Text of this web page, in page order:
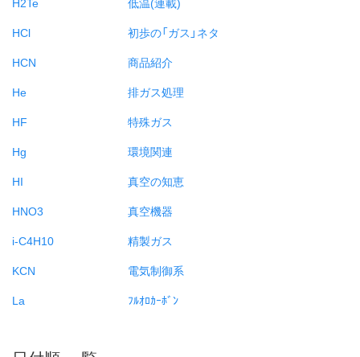
HCl
HCN
He
HF
Hg
HI
HNO3
i-C4H10
KCN
La
初歩の「ガス」ネタ
商品紹介
排ガス処理
特殊ガス
環境関連
真空の知恵
真空機器
精製ガス
電気制御系
ﾌﾙｵﾛｶｰﾎﾞﾝ